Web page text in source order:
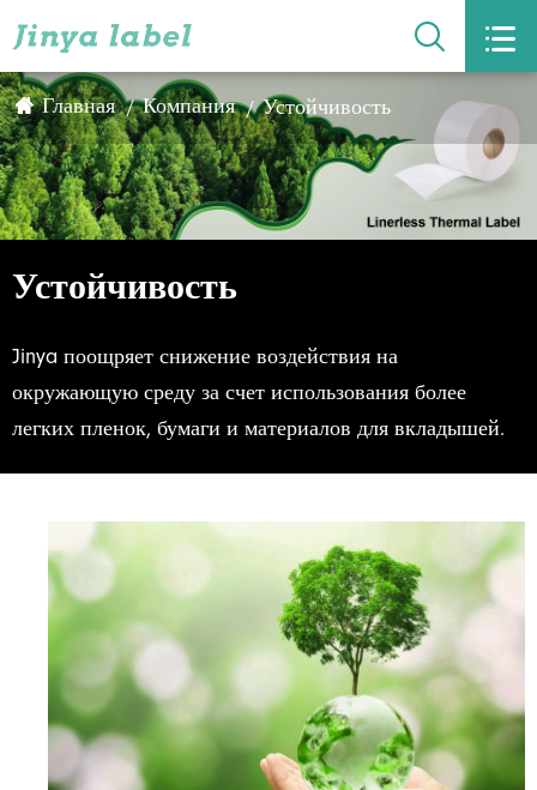
 
Главная Компания Устойчивость
Устойчивость
Jinya поощряет снижение воздействия на
окружающую среду за счет использования более
легких пленок, бумаги и материалов для вкладышей.